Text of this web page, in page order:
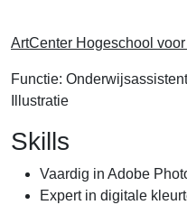
ArtCenter Hogeschool
Functie:
Illustratie
Skills
Vaardig in Adobe
Expert in digitale